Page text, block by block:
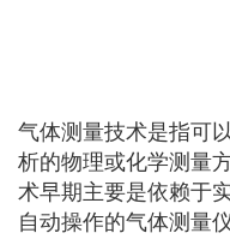
气体测量技术是指可
析的物理或化学测量
术早期主要是依赖于
自动操作的气体测量仪